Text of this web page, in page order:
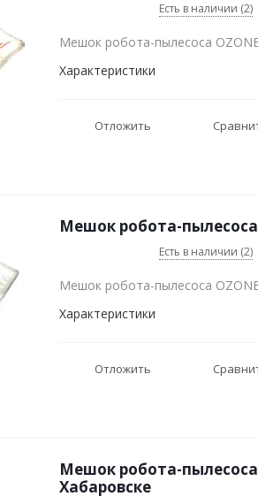
Есть в наличии (2)
Мешок робота-пылесоса
Характеристики
Отложить
Мешок робота-пылесоса
Есть в наличии (2)
Мешок робота-пылесоса
Характеристики
Отложить
Мешок робота-пылесоса
Хабаровске